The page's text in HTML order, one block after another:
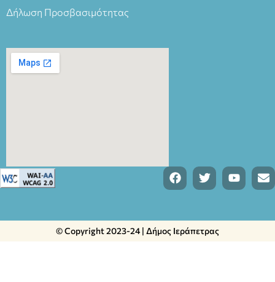
Δήλωση Προσβασιμότητας
© Copyright 2023-24 | Δήμος Ιεράπετρας